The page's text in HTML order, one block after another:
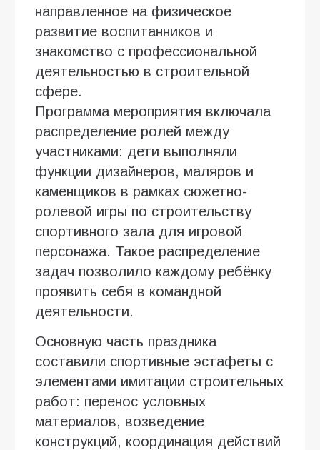
направленное на физическое
развитие воспитанников и
знакомство с профессиональной
деятельностью в строительной
сфере.
Программа мероприятия включала
распределение ролей между
участниками: дети выполняли
функции дизайнеров, маляров и
каменщиков в рамках сюжетно-
ролевой игры по строительству
спортивного зала для игровой
персонажа. Такое распределение
задач позволило каждому ребёнку
проявить себя в командной
деятельности.
Основную часть праздника
составили спортивные эстафеты с
элементами имитации строительных
работ: перенос условных
материалов, возведение
конструкций, координация действий